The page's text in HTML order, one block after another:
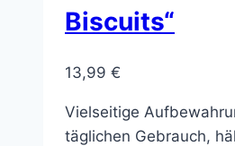
Biscuits“
13,99 €
Vielseitige
täglichen Gebrauch,